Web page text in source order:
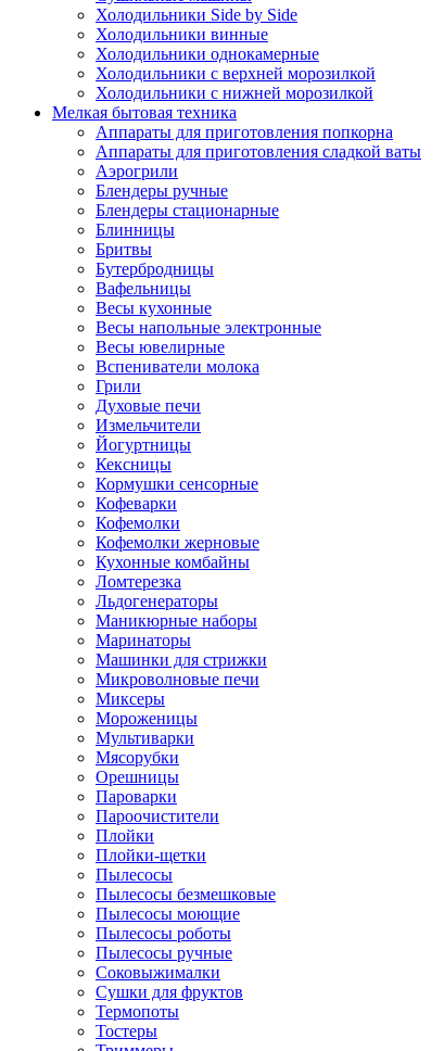
Холодильники Side by Side
Холодильники винные
Холодильники однокамерные
Холодильники с верхней морозилкой
Холодильники с нижней морозилкой
Мелкая бытовая техника
Аппараты для приготовления попкорна
Аппараты для приготовления сладкой ваты
Аэрогрили
Блендеры ручные
Блендеры стационарные
Блинницы
Бритвы
Бутербродницы
Вафельницы
Весы кухонные
Весы напольные электронные
Весы ювелирные
Вспениватели молока
Грили
Духовые печи
Измельчители
Йогуртницы
Кексницы
Кормушки сенсорные
Кофеварки
Кофемолки
Кофемолки жерновые
Кухонные комбайны
Ломтерезка
Льдогенераторы
Маникюрные наборы
Маринаторы
Машинки для стрижки
Микроволновые печи
Миксеры
Мороженицы
Мультиварки
Мясорубки
Орешницы
Пароварки
Пароочистители
Плойки
Плойки-щетки
Пылесосы
Пылесосы безмешковые
Пылесосы моющие
Пылесосы роботы
Пылесосы ручные
Соковыжималки
Сушки для фруктов
Термопоты
Тостеры